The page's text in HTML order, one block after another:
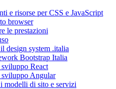
e risorse per CSS e JavaScript
browser
le prestazioni
design system .italia
Bootstrap Italia
React
Angular
modelli di sito e servizi